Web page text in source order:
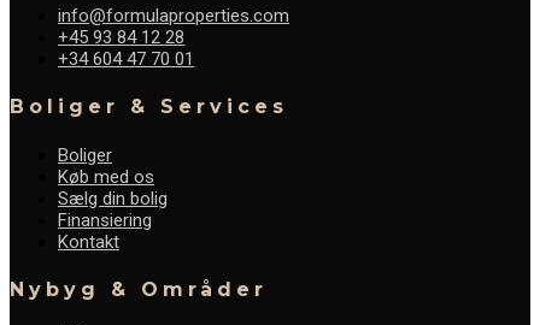
info@formulaproperties.com
+45 93 84 12 28
+34 604 47 70 01
Boliger & Services
Boliger
Køb med os
Sælg din bolig
Finansiering
Kontakt
Nybyg & Områder